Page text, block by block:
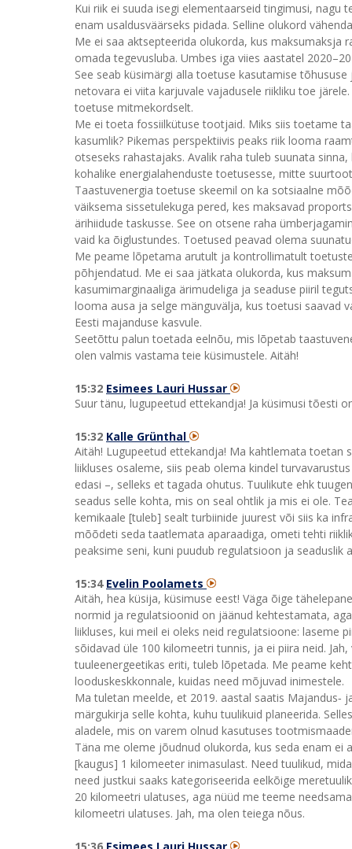
Kui riik ei suuda isegi elementaarseid tingimusi,
enam usaldusväärseks pidada. Selline olukord
Me ei saa aktsepteerida olukorda, kus maksumaksja
omada tegevusluba. Umbes iga viies aastatel
See seab küsimärgi alla toetuse kasutamise
netovara ei viita karjuvale vajadusele riikliku toe
toetuse mitmekordselt.
Me ei toeta fossiilkütuse tootjaid. Miks siis toetame
kasumlik? Pikemas perspektiivis peaks riik looma
otseseks rahastajaks. Avalik raha tuleb suunata
kohalike energialahenduste toetusesse, mitte
Taastuvenergia toetuse skeemil on ka sotsiaalne
väiksema sissetulekuga pered, kes maksavad
ärihiidude taskusse. See on otsene raha
vaid ka õiglustundes. Toetused peavad olema
Me peame lõpetama arutult ja kontrollimatult
põhjendatud. Me ei saa jätkata olukorda, kus
kasumimarginaaliga ärimudeliga ja seaduse piiril
looma ausa ja selge mänguvälja, kus toetusi saavad
Eesti majanduse kasvule.
Seetõttu palun toetada eelnõu, mis lõpetab
olen valmis vastama teie küsimustele. Aitäh!
15:32 Esimees Lauri Hussar
Suur tänu, lugupeetud ettekandja! Ja küsimusi tõesti
15:32 Kalle Grünthal
Aitäh! Lugupeetud ettekandja! Ma kahtlemata toetan
liikluses osaleme, siis peab olema kindel
edasi –, selleks et tagada ohutus. Tuulikute ehk
seadus selle kohta, mis on seal ohtlik ja mis ei ole.
kemikaale [tuleb] sealt turbiinide juurest või siis ka
mõõdeti seda taatlemata aparaadiga, ometi tehti
peaksime seni, kuni puudub regulatsioon ja seaduslik
15:34 Evelin Poolamets
Aitäh, hea küsija, küsimuse eest! Väga õige
normid ja regulatsioonid on jäänud kehtestamata,
liikluses, kui meil ei oleks neid regulatsioone: laseme
sõidavad üle 100 kilomeetri tunnis, ja ei piira neid.
tuuleenergeetikas eriti, tuleb lõpetada. Me peame
looduskeskkonnale, kuidas need mõjuvad inimestele.
Ma tuletan meelde, et 2019. aastal saatis
märgukirja selle kohta, kuhu tuulikuid planeerida.
aladele, mis on varem olnud kasutuses
Täna me oleme jõudnud olukorda, kus seda enam
[kaugus] 1 kilomeeter inimasulast. Need tuulikud,
need justkui saaks kategoriseerida eelkõige
20 kilomeetri ulatuses, aga nüüd me teeme
kilomeetri ulatuses. Jah, ma olen teiega nõus.